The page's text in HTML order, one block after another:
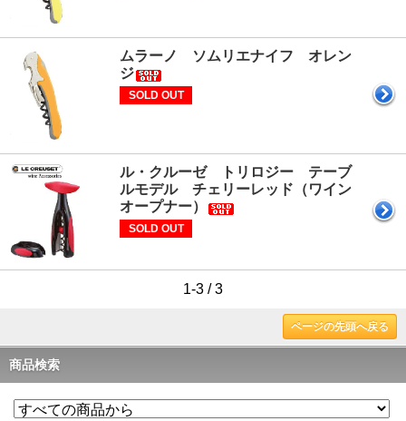
ムラーノ ソムリエナイフ オレン
ジ
SOLD OUT
ル・クルーゼ トリロジー テーブ
ルモデル チェリーレッド（ワイン
オープナー）
SOLD OUT
1-3 / 3
ページの先頭へ戻る
商品検索